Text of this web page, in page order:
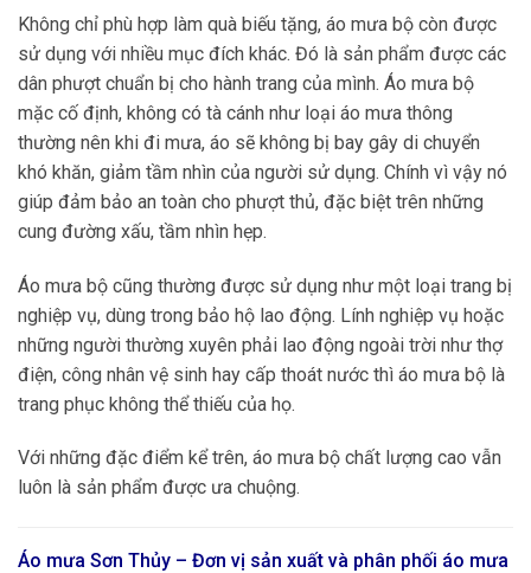
Không chỉ phù hợp làm quà biếu tặng, áo mưa bộ còn được
sử dụng với nhiều mục đích khác. Đó là sản phẩm được các
dân phượt chuẩn bị cho hành trang của mình. Áo mưa bộ
mặc cố định, không có tà cánh như loại áo mưa thông
thường nên khi đi mưa, áo sẽ không bị bay gây di chuyển
khó khăn, giảm tầm nhìn của người sử dụng. Chính vì vậy nó
giúp đảm bảo an toàn cho phượt thủ, đặc biệt trên những
cung đường xấu, tầm nhìn hẹp.
Áo mưa bộ cũng thường được sử dụng như một loại trang bị
nghiệp vụ, dùng trong bảo hộ lao động. Lính nghiệp vụ hoặc
những người thường xuyên phải lao động ngoài trời như thợ
điện, công nhân vệ sinh hay cấp thoát nước thì áo mưa bộ là
trang phục không thể thiếu của họ.
Với những đặc điểm kể trên, áo mưa bộ chất lượng cao vẫn
luôn là sản phẩm được ưa chuộng.
Áo mưa Sơn Thủy – Đơn vị sản xuất và phân phối áo mưa